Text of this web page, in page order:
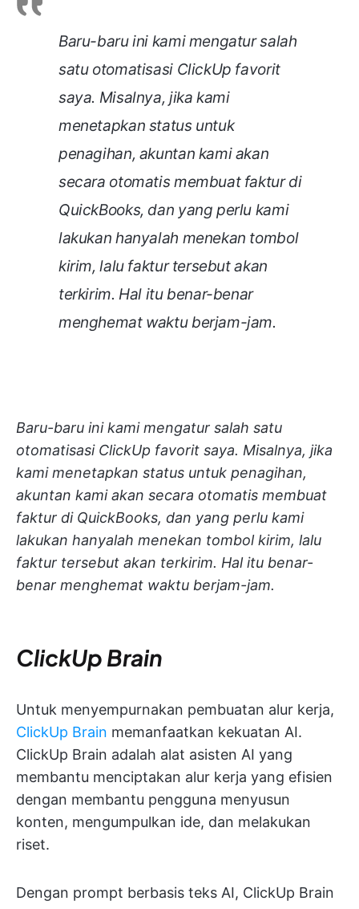
Baru-baru ini kami mengatur salah
satu otomatisasi ClickUp favorit
saya. Misalnya, jika kami
menetapkan status untuk
penagihan, akuntan kami akan
secara otomatis membuat faktur di
QuickBooks, dan yang perlu kami
lakukan hanyalah menekan tombol
kirim, lalu faktur tersebut akan
terkirim. Hal itu benar-benar
menghemat waktu berjam-jam.
Baru-baru ini kami mengatur salah satu
otomatisasi ClickUp favorit saya. Misalnya, jika
kami menetapkan status untuk penagihan,
akuntan kami akan secara otomatis membuat
faktur di QuickBooks, dan yang perlu kami
lakukan hanyalah menekan tombol kirim, lalu
faktur tersebut akan terkirim. Hal itu benar-
benar menghemat waktu berjam-jam.
ClickUp Brain
Untuk menyempurnakan pembuatan alur kerja,
ClickUp Brain memanfaatkan kekuatan AI.
ClickUp Brain adalah alat asisten AI yang
membantu menciptakan alur kerja yang efisien
dengan membantu pengguna menyusun
konten, mengumpulkan ide, dan melakukan
riset.
Dengan prompt berbasis teks AI, ClickUp Brain